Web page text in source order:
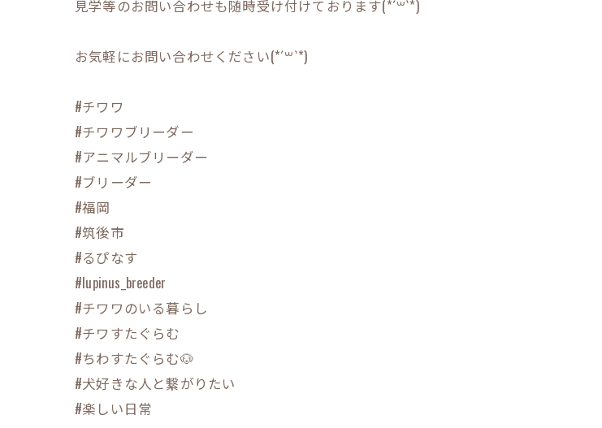
見学等のお問い合わせも随時受け付けております(*´꒳`*)
お気軽にお問い合わせください(*´꒳`*)
#チワワ
#チワワブリーダー
#アニマルブリーダー
#ブリーダー
#福岡
#筑後市
#るぴなす
#lupinus_breeder
#チワワのいる暮らし
#チワすたぐらむ
#ちわすたぐらむ🐶
#犬好きな人と繋がりたい
#楽しい日常